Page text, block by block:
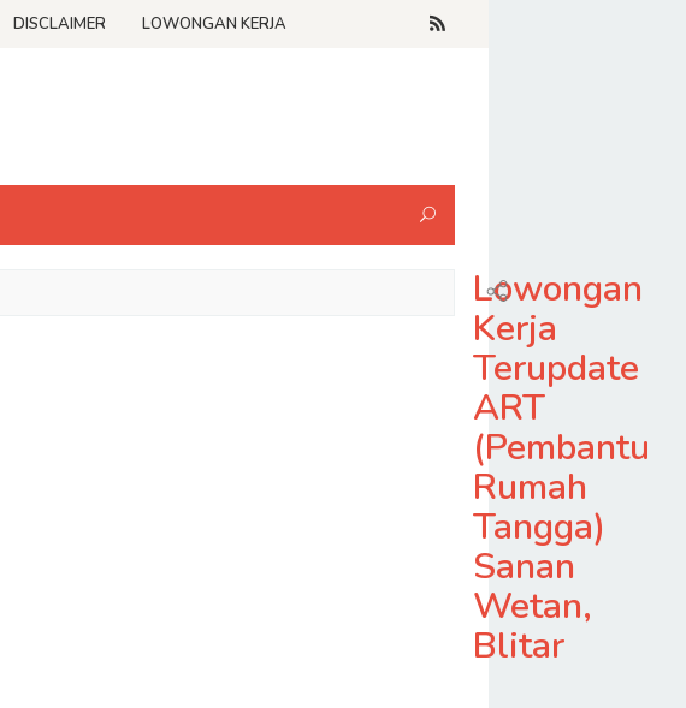
DISCLAIMER LOWONGAN KERJA
Lowongan
Kerja
Terupdate
ART
(Pembantu
Rumah
Tangga)
Sanan
Wetan,
Blitar